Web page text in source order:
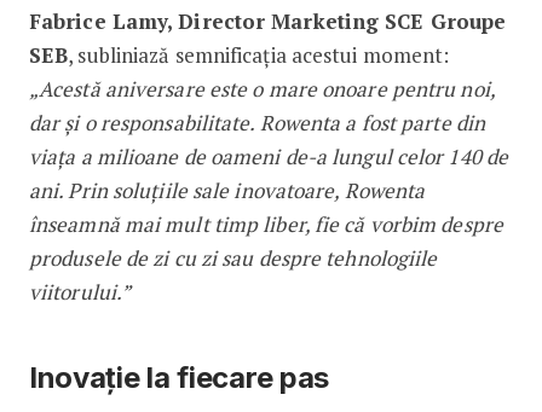
Fabrice Lamy, Director Marketing SCE Groupe
SEB, subliniază semnificația acestui moment:
„Acestă aniversare este o mare onoare pentru noi,
dar și o responsabilitate. Rowenta a fost parte din
viața a milioane de oameni de-a lungul celor 140 de
ani. Prin soluțiile sale inovatoare, Rowenta
înseamnă mai mult timp liber, fie că vorbim despre
produsele de zi cu zi sau despre tehnologiile
viitorului.”
Inovație la fiecare pas